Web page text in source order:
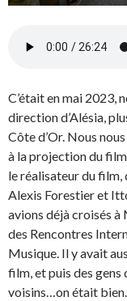
C’était en mai 2023,
direction d’Alésia,
Côte d’Or. Nous
à la projection du film
le réalisateur du film,
Alexis Forestier et
avions déjà croisés à
des Rencontres
Musique. Il y avait
film, et puis des gens
voisins…on était bien.